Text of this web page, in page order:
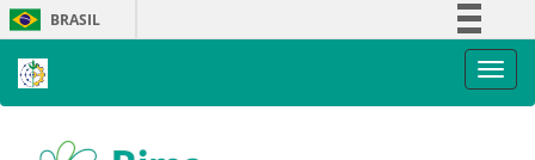
Skip
navigation
BRASIL